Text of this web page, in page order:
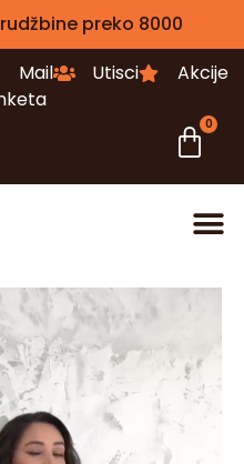
preko 8000
Mail Utisci
Akcije
0